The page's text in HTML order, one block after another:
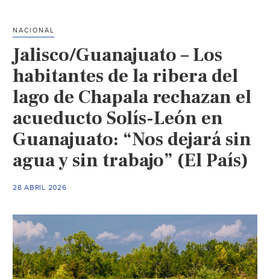
habitantes
de
colonias
en
Tecámac
por
falta
de
de
Hoy)
NACIONAL
Jalisco/Guanajuato – Los
habitantes de la ribera del
lago de Chapala rechazan el
acueducto Solís-León en
Guanajuato: “Nos dejará sin
agua y sin trabajo” (El País)
28 ABRIL 2026